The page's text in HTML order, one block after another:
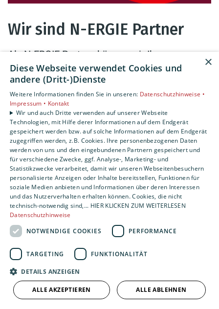
Wir sind N-ERGIE Partner
Als N-ERGIE Partner können wir Ihnen
besondere Konditionen für die Förderungen
des CO Minderungsprogramms der N-ERGIE
bieten. Doppelt profitieren Sie, wenn Sie
Kunde der N-ERGIE sind. Sollten Sie noch kein
Kunde der N-ERGIE sein, können Sie mit dem
PartnercodeN-PHOFKauf der Seiten-
ergie.de/handwerk
den passenden Tarif
abschließen.
Zuschüsse aus dem CO2
Minderungsprogramm erhalten unsere
Kunden mit dem Partnercode
Wärmepumpen oder Fernwärme-
Heizungen
Bis zu 2.000 € Förderung für Wärmepumpen
und Anschluss an die Fernwärme
×
Diese Webseite verwendet Cookies und
andere (Dritt-)Dienste
Weitere Informationen finden Sie in unseren: Datenschutzhinweise •
Impressum • Kontakt
Wir und auch Dritte verwenden auf unserer Webseite
Technologien, mit Hilfe derer Informationen auf dem Endgerät
gespeichert werden bzw. auf solche Informationen auf dem Endgerät
zugegriffen werden, z.B. Cookies. Ihre personenbezogenen Daten
werden von uns und den eingebundenen Partnern gespeichert und
für verschiedene Zwecke, ggf. Analyse-, Marketing- und
Statistikzwecke verarbeitet, damit wir unseren Webseitenbesuchern
personalisierte Anzeigen oder Inhalte bereitstellen, Funktionen für
soziale Medien anbieten und Informationen über deren Interessen
und das Nutzerverhalten erhalten können. Cookies, die nicht
technisch-notwendig sind,... HIER KLICKEN ZUM WEITERLESEN
Datenschutzhinweise
NOTWENDIGE COOKIES
PERFORMANCE
TARGETING FUNKTIONALITÄT
DETAILS ANZEIGEN
ALLE AKZEPTIEREN ALLE ABLEHNEN